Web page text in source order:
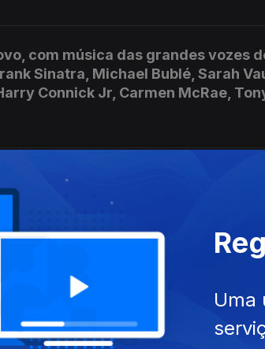
com música das grandes vozes
Sinatra, Michael Bublé, Sarah
Connick Jr, Carmen McRae,
Uma